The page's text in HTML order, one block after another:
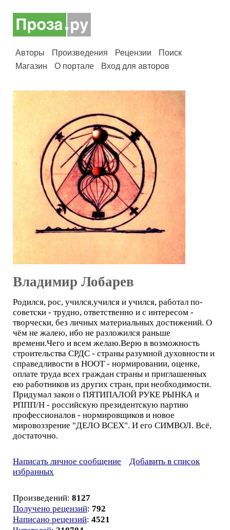
Авторы Произведения Рецензии
Поиск
Магазин
О портале Вход для авторов
Владимир Лобарев
Родился, рос, учился,учился и учился, работал по-
советски - трудно, ответственно и с интересом -
творчески, без личных материальных достижений. О
чём не жалею, ибо не разложился раньше
времени.Чего и всем желаю.Верю в возможность
строительства СРДС - страны разумной духовности и
справедливости в НООТ - нормировании, оценке,
оплате труда всех граждан страны и приглашенных
ею работников из других стран, при необходимости.
Придумал закон о ПЯТИПАЛОЙ РУКЕ РЫНКА и
РППП/Н - российскую президентскую партию
профессионалов - нормировщиков и новое
мировоззрение "ДЕЛО ВСЕХ". И его СИМВОЛ. Всё,
достаточно.
Написать личное сообщение
Добавить в список
избранных
Произведений: 8127
Получено рецензий: 792
Написано рецензий: 4521